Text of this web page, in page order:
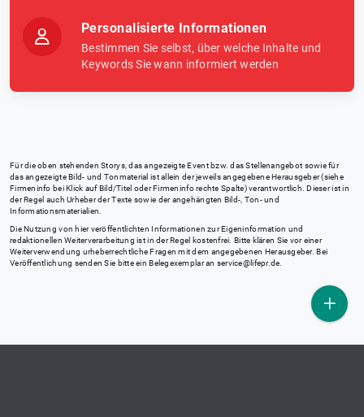
Personalisierte Informationen
Bestimmen Sie selbst, über welche Inhalte und
Keywords Sie wann informiert werden
Für die oben stehenden Storys, das angezeigte Event bzw. das Stellenangebot sowie für
das angezeigte Bild- und Tonmaterial ist allein der jeweils angegebene Herausgeber (siehe
Firmeninfo bei Klick auf Bild/Titel oder Firmeninfo rechte Spalte) verantwortlich. Dieser ist in
der Regel auch Urheber der Texte sowie der angehängten Bild-, Ton- und
Informationsmaterialien.
Die Nutzung von hier veröffentlichten Informationen zur Eigeninformation und
redaktionellen Weiterverarbeitung ist in der Regel kostenfrei. Bitte klären Sie vor einer
Weiterverwendung urheberrechtliche Fragen mit dem angegebenen Herausgeber. Bei
Veröffentlichung senden Sie bitte ein Belegexemplar an service@lifepr.de